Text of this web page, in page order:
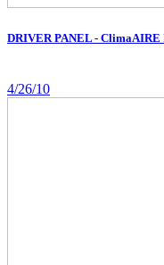
DRIVER PANEL -
4/26/10